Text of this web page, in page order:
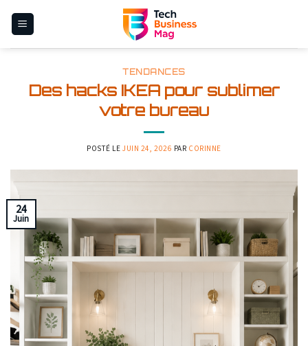
TENDANCES
Des hacks IKEA pour sublimer
votre bureau
POSTÉ LEJUIN 24, 2026 PAR CORINNE
24
Juin